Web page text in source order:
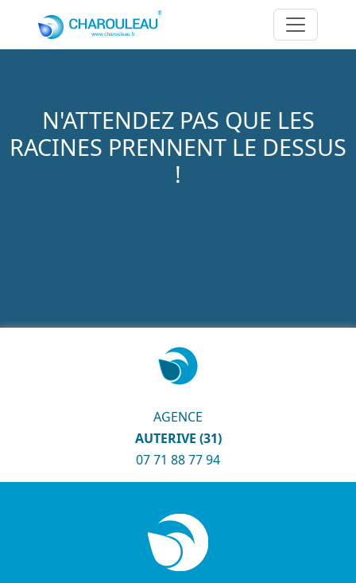
Aller au contenu principal
N'ATTENDEZ PAS QUE LES
RACINES PRENNENT LE DESSUS
!
AGENCE
AUTERIVE (31)
07 71 88 77 94